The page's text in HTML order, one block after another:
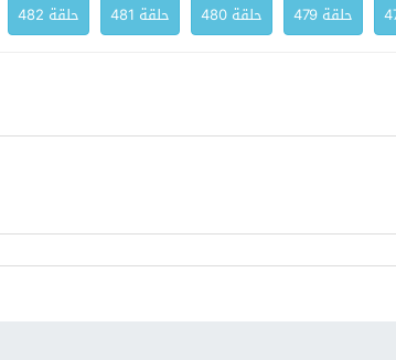
حلقة 479 حلقة 480 حلقة 481 حلقة 482